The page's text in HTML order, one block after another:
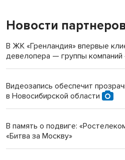
«Мы живём на пастбище!»: в
терроризируют жителей
Инвалид получил условный
Новосибирский преподаватель
Обновлённое отделение ВТБ
Новости
В ЖК «Гренландия» впервые
девелопера — группы
Видеозапись обеспечит
в Новосибирской области
В память о подвиге:
«Битва за Москву»